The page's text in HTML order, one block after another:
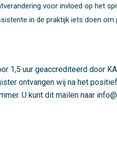
voor invloed op het
in de praktijk iets doen
1,5 uur geaccrediteerd door
ontvangen wij na het
U kunt dit mailen naar